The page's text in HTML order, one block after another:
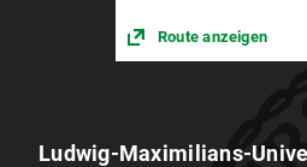
Route anzeigen
Ludwig-Maximilians-